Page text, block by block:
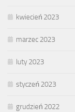
kwiecień 2023
marzec 2023
luty 2023
styczeń 2023
grudzień 2022